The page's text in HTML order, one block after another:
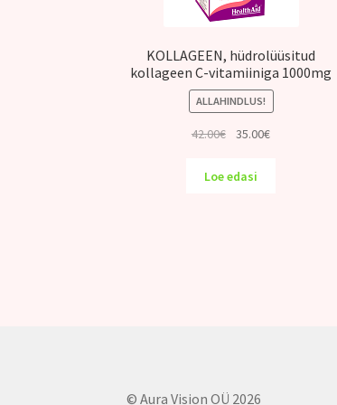
KOLLAGEEN, hüdrolüüsitud
kollageen C-vitamiiniga 1000mg
ALLAHINDLUS!
42.00€
Algne
oli:
35.00€Praegune
Loe edasi
© Aura Vision OÜ 2026